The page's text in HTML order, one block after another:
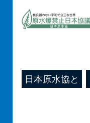
日本原水協と